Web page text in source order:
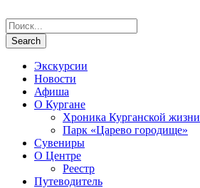
Экскурсии
Новости
Афиша
О Кургане
Хроника Курганской жизни
Парк «Царево городище»
Сувениры
О Центре
Реестр
Путеводитель